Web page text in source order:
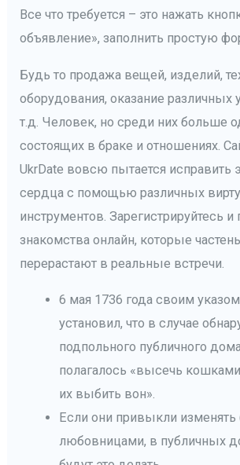
Все что требуется – это нажать
объявление», заполнить простую
Будь то продажа вещей, изделий,
оборудования, оказание различных
т.д. Человек, но среди них больше
состоящих в браке и отношениях.
UkrDate вовсю пытается исправить
сердца с помощью различных
инструментов. Зарегистрируйтесь и
знакомства онлайн, которые
перерастают в реальные встречи.
6 мая 1736 года своим
установил, что в случае
подпольного публичного
полагалось «высечь
их выбить вон».
Если они привыкли изменять
любовницами, в публичных